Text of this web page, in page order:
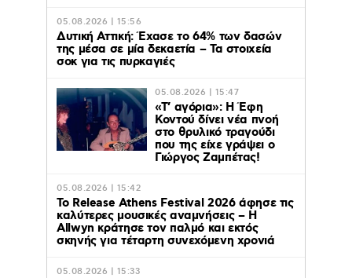
05.08.2026 | 15:56
Δυτική Αττική: Έχασε το 64% των δασών
της μέσα σε μία δεκαετία – Τα στοιχεία
σοκ για τις πυρκαγιές
05.08.2026 | 15:47
«Τ’ αγόρια»: Η Έφη
Κοντού δίνει νέα πνοή
στο θρυλικό τραγούδι
που της είχε γράψει ο
Γιώργος Ζαμπέτας!
05.08.2026 | 15:42
Το Release Athens Festival 2026 άφησε τις
καλύτερες μουσικές αναμνήσεις – Η
Allwyn κράτησε τον παλμό και εκτός
σκηνής για τέταρτη συνεχόμενη χρονιά
05.08.2026 | 15:33